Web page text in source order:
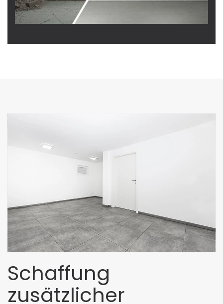
Schaffung
zusätzlicher